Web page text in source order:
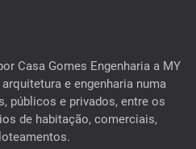
Casa Gomes Engenharia a MY
e engenharia numa
públicos e privados, entre os
de habitação, comerciais,